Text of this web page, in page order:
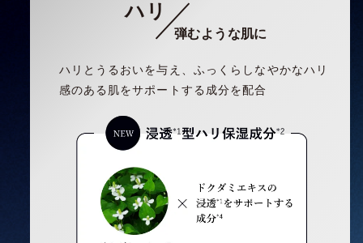
ハリ
弾むような肌に
ハリとうるおいを与え、ふっくらしなやかなハリ
感のある肌をサポートする成分を配合